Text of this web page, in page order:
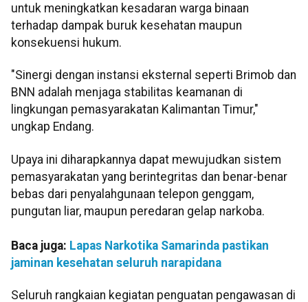
untuk meningkatkan kesadaran warga binaan
terhadap dampak buruk kesehatan maupun
konsekuensi hukum.
"Sinergi dengan instansi eksternal seperti Brimob dan
BNN adalah menjaga stabilitas keamanan di
lingkungan pemasyarakatan Kalimantan Timur,"
ungkap Endang.
Upaya ini diharapkannya dapat mewujudkan sistem
pemasyarakatan yang berintegritas dan benar-benar
bebas dari penyalahgunaan telepon genggam,
pungutan liar, maupun peredaran gelap narkoba.
Baca juga: Lapas Narkotika Samarinda pastikan
jaminan kesehatan seluruh narapidana
Seluruh rangkaian kegiatan penguatan pengawasan di